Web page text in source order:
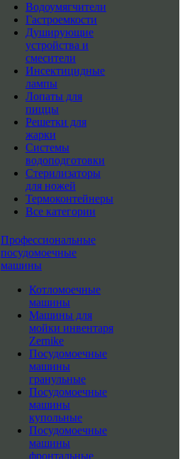
Водоумягчители
Гастроемкости
Душирующие
устройства и
смесители
Инсектицидные
лампы
Лопаты для
пиццы
Решетки для
жарки
Системы
водоподготовки
Стерилизаторы
для ножей
Термоконтейнеры
Все категории
Профессиональные
посудомоечные
машины
Котломоечные
машины
Машины для
мойки инвентаря
Zernike
Посудомоечные
машины
гранульные
Посудомоечные
машины
купольные
Посудомоечные
машины
фронтальные